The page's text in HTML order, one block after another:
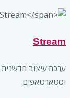
Stream
‫ערכת עיצוב חדשנית
וסטארטאפים‬